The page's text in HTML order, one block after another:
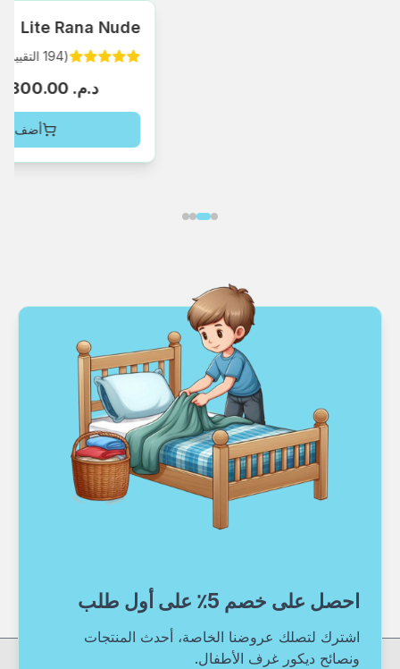
Lite Rana Nude
(
194
د.م.‏ 2,800.00
أضف
احصل على خصم 5٪ على أول طلب
اشترك لتصلك عروضنا الخاصة، أحدث المنتجات
ونصائح ديكور غرف الأطفال.